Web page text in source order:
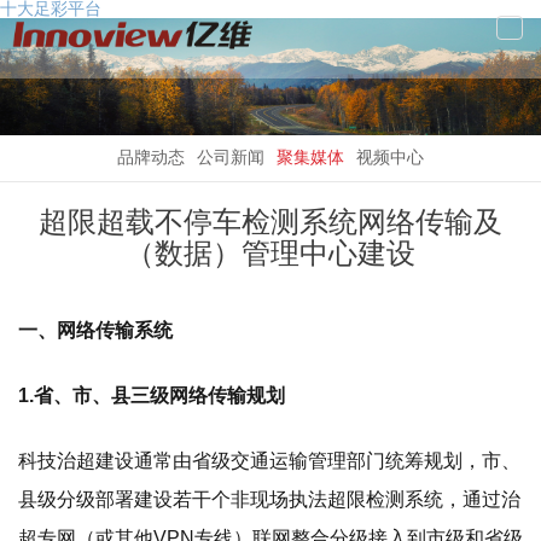
十大足彩平台
品牌动态 公司新闻 聚集媒体 视频中心
超限超载不停车检测系统网络传输及
（数据）管理中心建设
一、网络传输系统
1.省、市、县三级网络传输规划
科技治超建设通常由省级交通运输管理部门统筹规划，市、
县级分级部署建设若干个非现场执法超限检测系统，通过治